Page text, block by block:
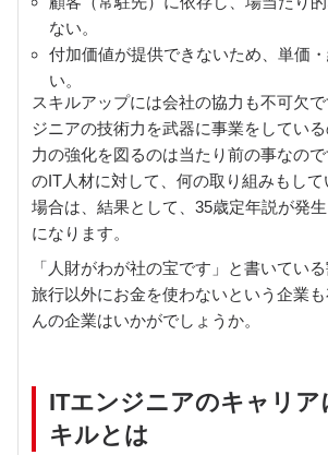
ない。
付加価値が提供できないため、単価
い。
スキルアップには会社の協力も不可欠
ジニアの技術力を武器に事業をしてい
力の強化を図るのは当たり前の事なの
のIT人材に対して、何の取り組みもして
場合は、結果として、35歳定年説が発
になります。
「人財がわが社の宝です」と書いてい
旅行以外にお金を使わないという企業
んの企業はいかがでしょうか。
ITエンジニアのキャリア
キルとは